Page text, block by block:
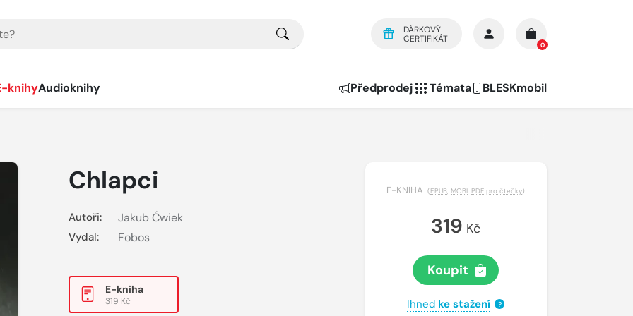
DÁRKOVÝ
CERTIFIKÁT
0
knihyAudioknihy Předprodej Témata BLESKmobil
Chlapci
Autoři: Jakub Ćwiek
Vydal: Fobos
E-kniha
319 Kč
E-KNIHA (EPUB, MOBI, PDF pro čtečky)
319 Kč
Koupit
Ihned ke stažení ?